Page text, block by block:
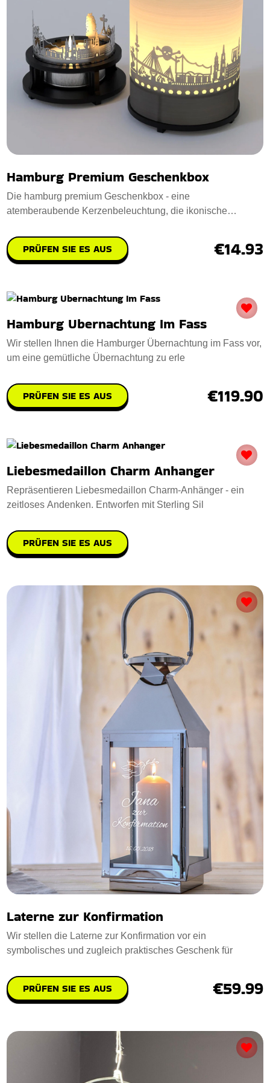
Hamburg Premium Geschenkbox
Die hamburg premium Geschenkbox - eine
atemberaubende Kerzenbeleuchtung, die ikonische
PRÜFEN SIE ES AUS €14.93
Hamburg Ubernachtung Im Fass
Wir stellen Ihnen die Hamburger Übernachtung im Fass vor,
um eine gemütliche Übernachtung zu erle
PRÜFEN SIE ES AUS €119.90
Liebesmedaillon Charm Anhanger
Repräsentieren Liebesmedaillon Charm-Anhänger - ein
zeitloses Andenken. Entworfen mit Sterling Sil
PRÜFEN SIE ES AUS
Laterne zur Konfirmation
Wir stellen die Laterne zur Konfirmation vor ein
symbolisches und zugleich praktisches Geschenk für
PRÜFEN SIE ES AUS €59.99